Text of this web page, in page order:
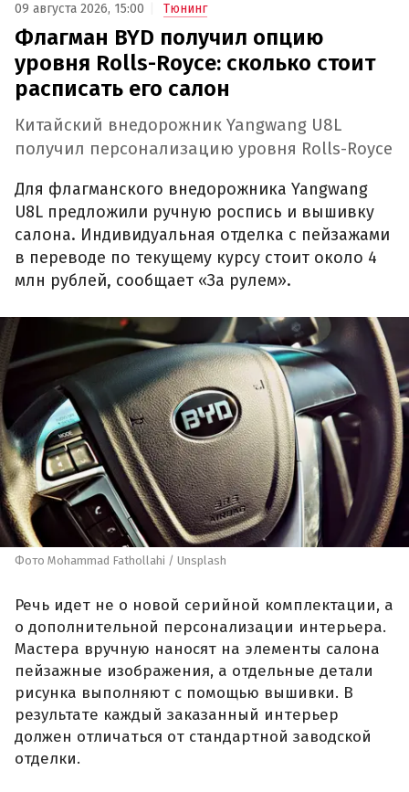
09 августа 2026, 15:00 Тюнинг
Флагман BYD получил опцию
уровня Rolls-Royce: сколько стоит
расписать его салон
Китайский внедорожник Yangwang U8L
получил персонализацию уровня Rolls-Royce
Для флагманского внедорожника Yangwang
U8L предложили ручную роспись и вышивку
салона. Индивидуальная отделка с пейзажами
в переводе по текущему курсу стоит около 4
млн рублей, сообщает «За рулем».
Фото Mohammad Fathollahi / Unsplash
Речь идет не о новой серийной комплектации, а
о дополнительной персонализации интерьера.
Мастера вручную наносят на элементы салона
пейзажные изображения, а отдельные детали
рисунка выполняют с помощью вышивки. В
результате каждый заказанный интерьер
должен отличаться от стандартной заводской
отделки.